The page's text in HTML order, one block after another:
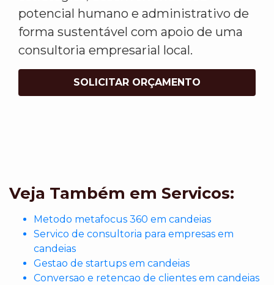
potencial humano e administrativo de
forma sustentável com apoio de uma
consultoria empresarial local.
SOLICITAR ORÇAMENTO
Veja Também em Servicos:
Metodo metafocus 360 em candeias
Servico de consultoria para empresas em
candeias
Gestao de startups em candeias
Conversao e retencao de clientes em candeias